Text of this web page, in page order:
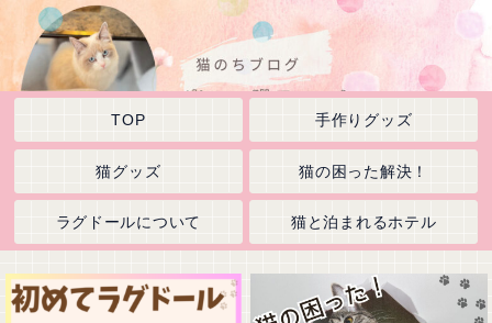
TOP 手作りグッズ
猫グッズ 猫の困った解決！
ラグドールについて 猫と泊まれるホテル